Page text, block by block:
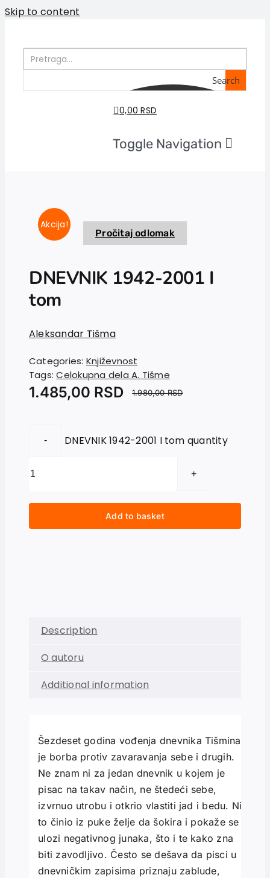
Skip to content
Search
0,00 RSD
Toggle Navigation
In preparation
News
EU PROJECTS
Akcija!
Pročitaj odlomak
DNEVNIK 1942-2001 I
tom
Aleksandar Tišma
Categories: Književnost
Tags:Celokupna dela A. Tišme
1.980,00RSD
1.485,00 RSD
DNEVNIK 1942-2001 I tom quantity
Add to basket
Description
O autoru
Additional information
Šezdeset godina vođenja dnevnika Tišmina
je borba protiv zavaravanja sebe i drugih.
Ne znam ni za jedan dnevnik u kojem je
pisac na takav način, ne štedeći sebe,
izvrnuo utrobu i otkrio vlastiti jad i bedu. Nije
to činio iz puke želje da šokira i pokaže se u
ulozi negativnog junaka, što i te kako zna
biti zavodljivo. Često se dešava da pisci u
dnevničkim zapisima priznaju zablude,